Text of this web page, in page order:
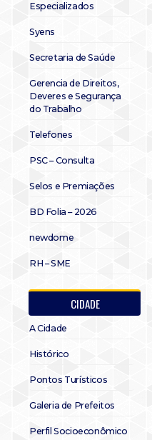
Especializados
Syens
Secretaria de Saúde
Gerencia de Direitos,
Deveres e Segurança
do Trabalho
Telefones
PSC – Consulta
Selos e Premiações
BD Folia – 2026
newdome
RH – SME
CIDADE
A Cidade
Histórico
Pontos Turísticos
Galeria de Prefeitos
Perfil Socioeconômico